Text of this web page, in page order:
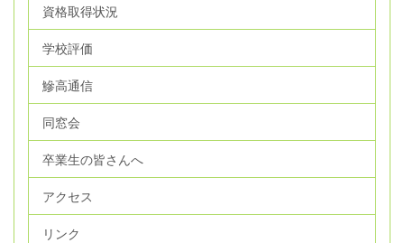
資格取得状況
学校評価
鰺高通信
同窓会
卒業生の皆さんへ
アクセス
リンク